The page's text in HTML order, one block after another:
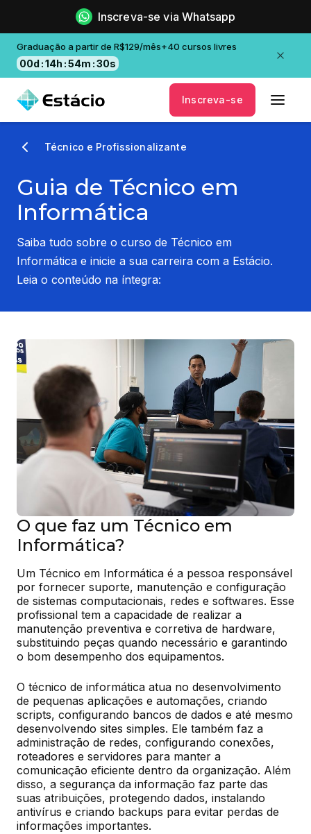
Inscreva-se via Whatsapp
Graduação a partir de R$129/mês+40 cursos livres
00d :14h :54m :29s
Inscreva-se
Técnico e Profissionalizante
Guia de Técnico em
Informática
Saiba tudo sobre o curso de Técnico em
Informática e inicie a sua carreira com a Estácio.
Leia o conteúdo na íntegra:
O que faz um Técnico em
Informática?
Um Técnico em Informática é a pessoa responsável
por fornecer suporte, manutenção e configuração
de sistemas computacionais, redes e softwares. Esse
profissional tem a capacidade de realizar a
manutenção preventiva e corretiva de hardware,
substituindo peças quando necessário e garantindo
o bom desempenho dos equipamentos.
O técnico de informática atua no desenvolvimento
de pequenas aplicações e automações, criando
scripts, configurando bancos de dados e até mesmo
desenvolvendo sites simples. Ele também faz a
administração de redes, configurando conexões,
roteadores e servidores para manter a
comunicação eficiente dentro da organização. Além
disso, a segurança da informação faz parte das
suas atribuições, protegendo dados, instalando
antivírus e criando backups para evitar perdas de
informações importantes.